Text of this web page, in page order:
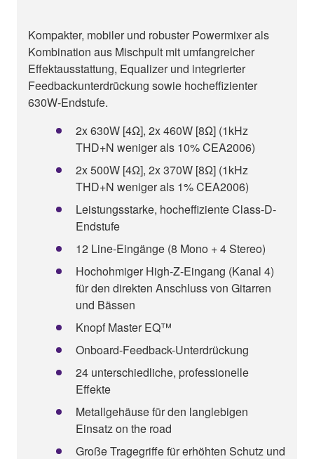
Kompakter, mobiler und robuster Powermixer als
Kombination aus Mischpult mit umfangreicher
Effektausstattung, Equalizer und integrierter
Feedbackunterdrückung sowie hocheffizienter
630W-Endstufe.
2x 630W [4Ω], 2x 460W [8Ω] (1kHz
THD+N weniger als 10% CEA2006)
2x 500W [4Ω], 2x 370W [8Ω] (1kHz
THD+N weniger als 1% CEA2006)
Leistungsstarke, hocheffiziente Class-D-
Endstufe
12 Line-Eingänge (8 Mono + 4 Stereo)
Hochohmiger High-Z-Eingang (Kanal 4)
für den direkten Anschluss von Gitarren
und Bässen
Knopf Master EQ™
Onboard-Feedback-Unterdrückung
24 unterschiedliche, professionelle
Effekte
Metallgehäuse für den langlebigen
Einsatz on the road
Große Tragegriffe für erhöhten Schutz und